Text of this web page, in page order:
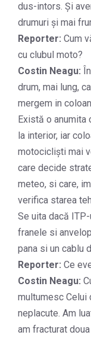
dus-intors. Și
drumuri și mai
Reporter: Cum
cu clubul moto?
Costin Neagu:
drum, mai lung,
mergem in
Există o
la interior, iar
motocicliști mai
care decide
meteo, si care,
verifica starea
Se uita dacă
franele si
pana si un cablu
Reporter: Ce
Costin Neagu:
multumesc Celui
neplacute. Am
am fracturat